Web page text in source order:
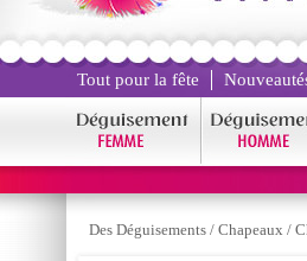
Tout pour la fête
Des Déguisements / Chapeaux /